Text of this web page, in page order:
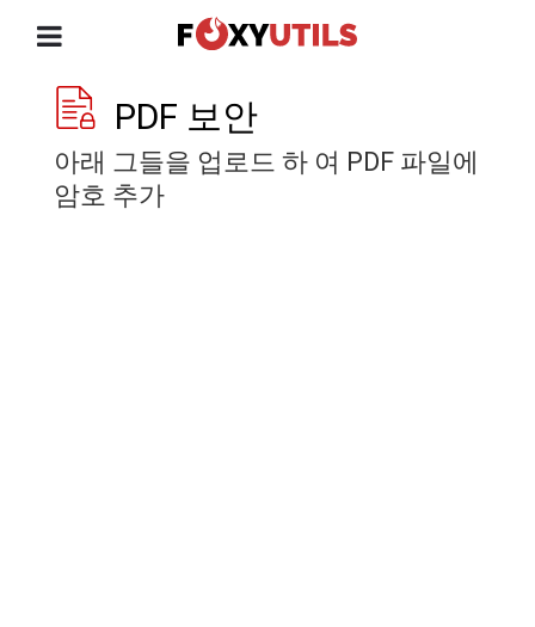
PDF 보안
아래 그들을 업로드 하 여 PDF 파일에
암호 추가